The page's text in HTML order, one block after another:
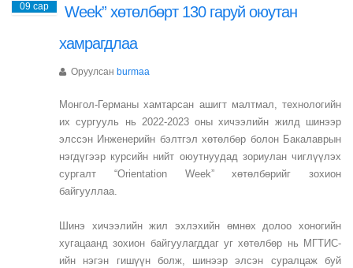
09 сар
Week” хөтөлбөрт 130 гаруй оюутан
хамрагдлаа
Оруулсан burmaa
Монгол-Германы хамтарсан ашигт малтмал, технологийн
их сургууль нь 2022-2023 оны хичээлийн жилд шинээр
элссэн Инженерийн бэлтгэл хөтөлбөр болон Бакалаврын
нэгдүгээр курсийн нийт оюутнуудад зориулан чиглүүлэх
сургалт “Orientation Week” хөтөлбөрийг зохион
байгууллаа.
Шинэ хичээлийн жил эхлэхийн өмнөх долоо хоногийн
хугацаанд зохион байгуулагддаг уг хөтөлбөр нь МГТИС-
ийн нэгэн гишүүн болж, шинээр элсэн суралцаж буй